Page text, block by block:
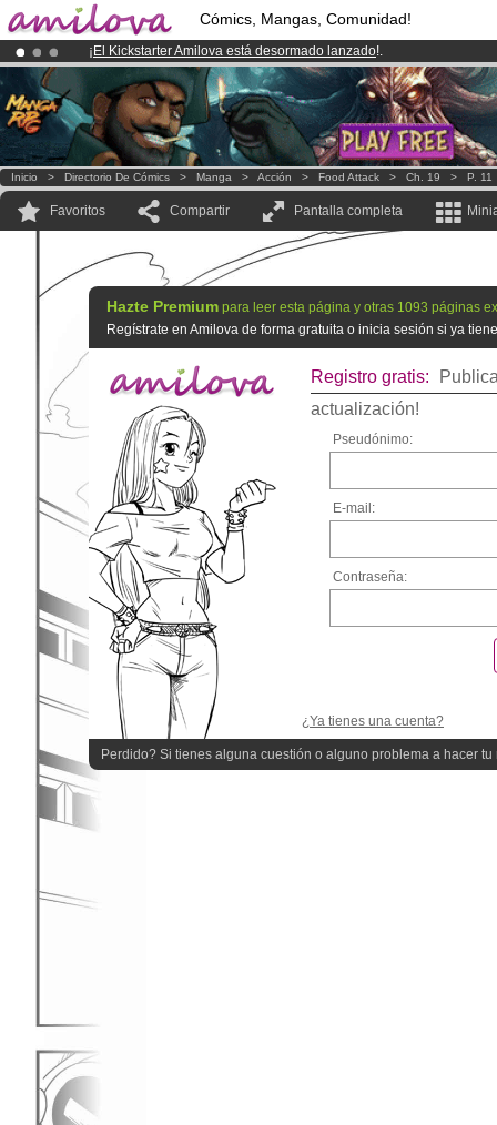
Cómics, Mangas, Comunidad!
¡ El Kickstarter Amilova está desormado lanzado!.
¡Conviertete en Premium por3.95 eurosal mes!Hazte Premium ya
¡Ya tenemos 100000miembrosy 1000 Cómics y Mangas!.
Inicio > Directorio De Cómics > Manga > Acción > Food Attack > Ch. 19 > P. 11
Favoritos Compartir Pantalla completa
Hazte Premium para leer esta página y otras 1093 páginas
Regístrate en Amilova de forma gratuita o inicia sesión si ya
Registro gratis:
actualización!
Pseudónimo:
E-mail:
Contraseña:
¿Ya tienes una cuenta?
Perdido? Si tienes alguna cuestión o alguno problema a hacer